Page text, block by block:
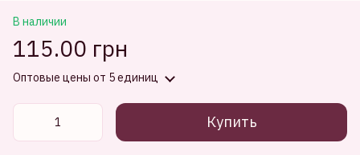
В наличии
115.00 грн
Оптовые цены от 5 единиц
Купить